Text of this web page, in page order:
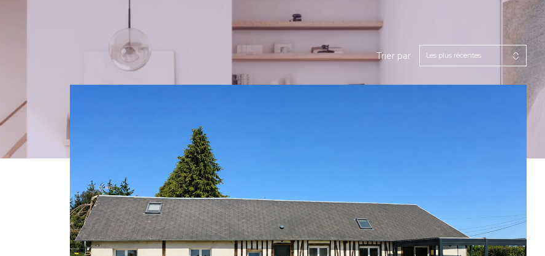
Trier par Les plus récentes